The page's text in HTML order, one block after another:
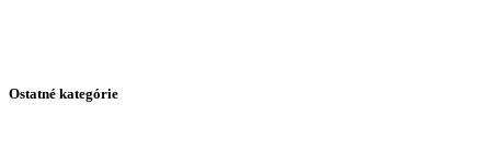
Ostatné kategórie